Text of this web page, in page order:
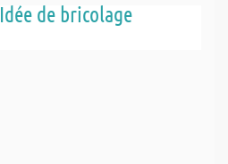
Idée de bricolage